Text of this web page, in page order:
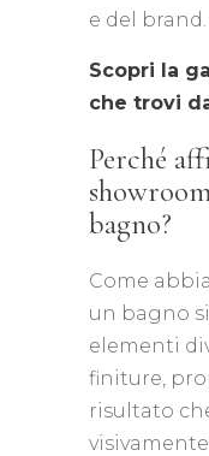
e del brand.
Scopri la
che trovi
Perché
bagno?
Come
un bagno
elementi
finiture,
risultato